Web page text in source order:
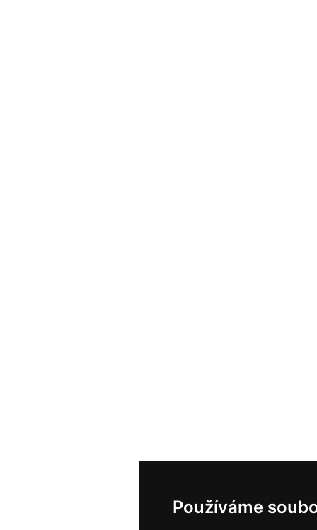
Používáme